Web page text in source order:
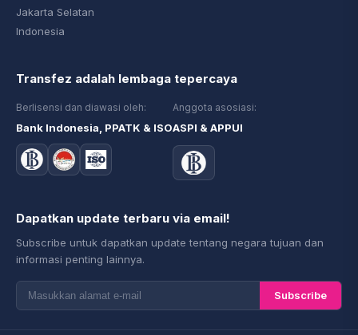
Jakarta Selatan
Indonesia
Transfez adalah lembaga tepercaya
Berlisensi dan diawasi oleh:
Bank Indonesia, PPATK & ISO
Anggota asosiasi:
ASPI & APPUI
Dapatkan update terbaru via email!
Subscribe untuk dapatkan update tentang negara tujuan dan
informasi penting lainnya.
Subscribe